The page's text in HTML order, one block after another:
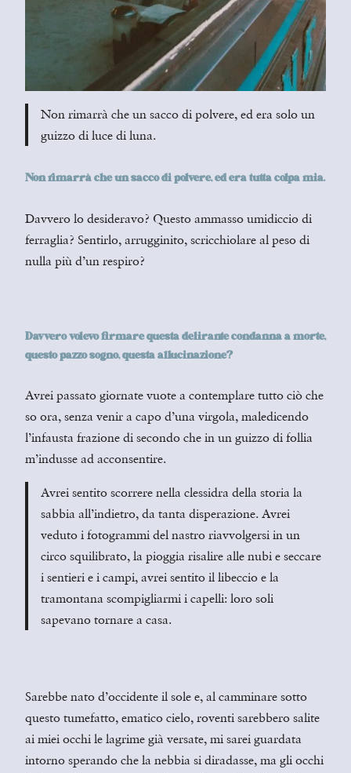
Non rimarrà che un sacco di polvere, ed era solo un
guizzo di luce di luna.
Non rimarrà che un sacco di polvere, ed era tutta colpa mia.
Davvero lo desideravo? Questo ammasso umidiccio di
ferraglia? Sentirlo, arrugginito, scricchiolare al peso di
nulla più d’un respiro?
Davvero volevo firmare questa delirante condanna a morte,
questo pazzo sogno, questa allucinazione?
Avrei passato giornate vuote a contemplare tutto ciò che
so ora, senza venir a capo d’una virgola, maledicendo
l’infausta frazione di secondo che in un guizzo di follia
m’indusse ad acconsentire.
Avrei sentito scorrere nella clessidra della storia la
sabbia all’indietro, da tanta disperazione. Avrei
veduto i fotogrammi del nastro riavvolgersi in un
circo squilibrato, la pioggia risalire alle nubi e seccare
i sentieri e i campi, avrei sentito il libeccio e la
tramontana scompigliarmi i capelli: loro soli
sapevano tornare a casa.
Sarebbe nato d’occidente il sole e, al camminare sotto
questo tumefatto, ematico cielo, roventi sarebbero salite
ai miei occhi le lagrime già versate, mi sarei guardata
intorno sperando che la nebbia si diradasse, ma gli occhi